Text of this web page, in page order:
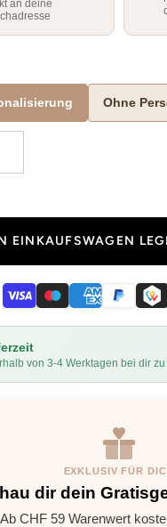
an deine
Ohne
EINKAUFSWAGEN
von 3-4 Werktagen bei dir
EXKLUSIV FÜR
dir dein
Ab CHF 59 Warenwert